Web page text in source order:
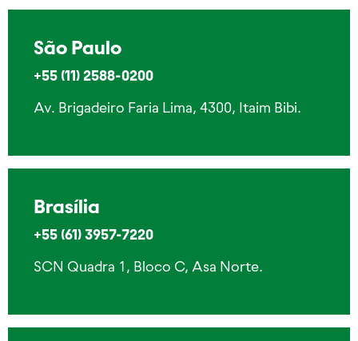
São Paulo
+55 (11) 2588-0200
Av. Brigadeiro Faria Lima, 4300, Itaim Bibi.
Brasília
+55 (61)3957-7220
SCN Quadra 1, Bloco C, Asa Norte.